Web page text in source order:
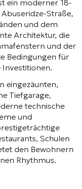
ein moderner 18-
Straße,
und dem
Architektur, die
und der
Bedingungen für
eingezäunten,
Tiefgarage,
technische
und
Schulen
den Bewohnern
Rhythmus.